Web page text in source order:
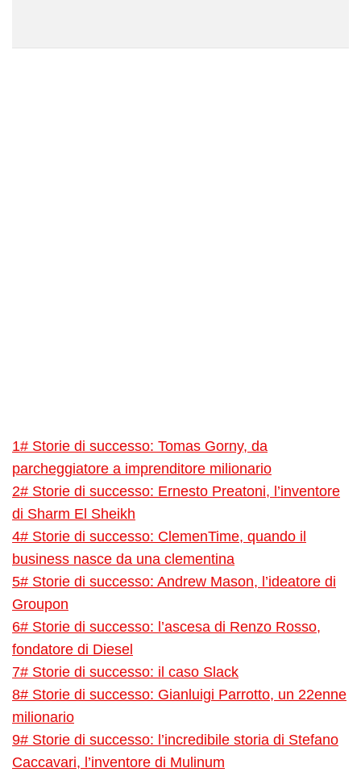
1# Storie di successo: Tomas Gorny, da
parcheggiatore a imprenditore milionario
2# Storie di successo: Ernesto Preatoni, l’inventore
di Sharm El Sheikh
4# Storie di successo: ClemenTime, quando il
business nasce da una clementina
5# Storie di successo: Andrew Mason, l’ideatore di
Groupon
6# Storie di successo: l’ascesa di Renzo Rosso,
fondatore di Diesel
7# Storie di successo: il caso Slack
8# Storie di successo: Gianluigi Parrotto, un 22enne
milionario
9# Storie di successo: l’incredibile storia di Stefano
Caccavari, l’inventore di Mulinum